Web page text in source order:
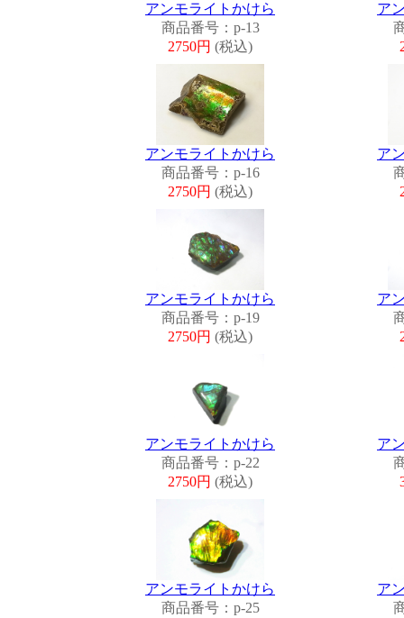
アンモライトかけら
商品番号：p-13
2750円 (税込)
ア
アンモライトかけら
商品番号：p-16
2750円 (税込)
ア
アンモライトかけら
商品番号：p-19
2750円 (税込)
ア
アンモライトかけら
商品番号：p-22
2750円 (税込)
ア
アンモライトかけら
商品番号：p-25
ア